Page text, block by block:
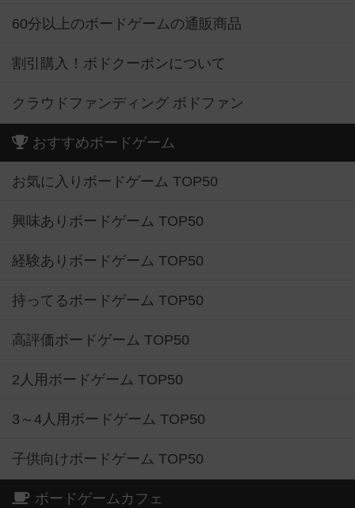
60分以上のボードゲームの通販商品
割引購入！ボドクーポンについて
クラウドファンディング ボドファン
おすすめボードゲーム
お気に入りボードゲーム TOP50
興味ありボードゲーム TOP50
経験ありボードゲーム TOP50
持ってるボードゲーム TOP50
高評価ボードゲーム TOP50
2人用ボードゲーム TOP50
3～4人用ボードゲーム TOP50
子供向けボードゲーム TOP50
ボードゲームカフェ